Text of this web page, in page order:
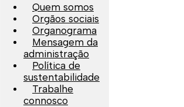
Quem somos
Orgãos sociais
Organograma
Mensagem da
administração
Política de
sustentabilidade
Trabalhe
connosco